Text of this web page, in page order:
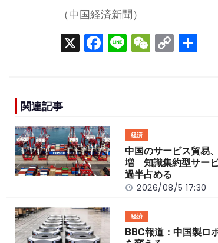
（中国経済新聞）
X F
a
o
o
k
Li
n
W
e
C
o
k
関連記事
経済
中国のサービス貿易
増 知識集約型サー
過半占める
2026/08/5 17:30
経済
BBC報道：中国製ロ